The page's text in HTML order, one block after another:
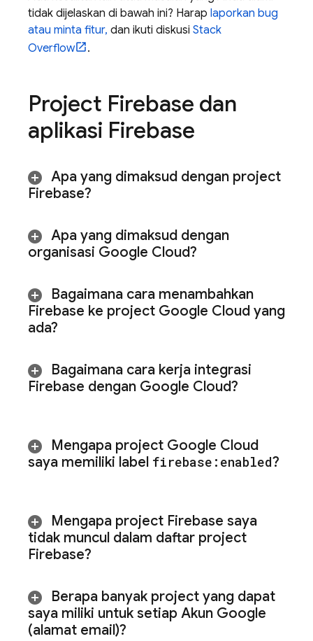
tidak dijelaskan di bawah ini? Harap laporkan bug
atau minta fitur, dan ikuti diskusi Stack
Overflow
.
Project Firebase dan
aplikasi Firebase
Apa yang dimaksud dengan project
Firebase?
Apa yang dimaksud dengan
organisasi Google Cloud?
Bagaimana cara menambahkan
Firebase ke project Google Cloud yang
ada?
Bagaimana cara kerja integrasi
Firebase dengan Google Cloud?
Mengapa project Google Cloud
saya memiliki label firebase:enabled?
Mengapa project Firebase saya
tidak muncul dalam daftar project
Firebase?
Berapa banyak project yang dapat
saya miliki untuk setiap Akun Google
(alamat email)?